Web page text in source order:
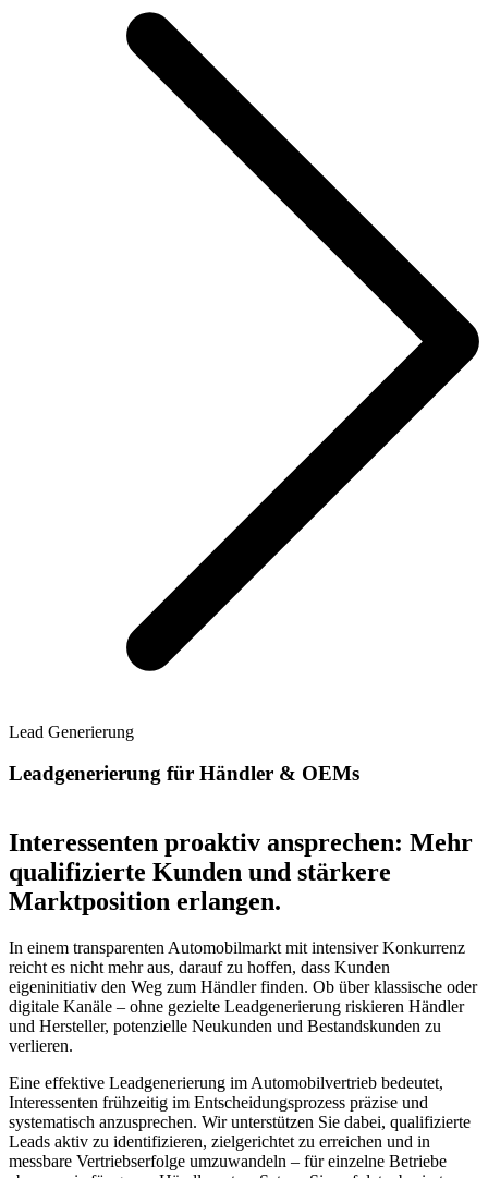
Lead Generierung
Leadgenerierung für Händler & OEMs
Interessenten proaktiv ansprechen: Mehr
qualifizierte Kunden und stärkere
Marktposition erlangen.
In einem transparenten Automobilmarkt mit intensiver Konkurrenz
reicht es nicht mehr aus, darauf zu hoffen, dass Kunden
eigeninitiativ den Weg zum Händler finden. Ob über klassische oder
digitale Kanäle – ohne gezielte Leadgenerierung riskieren Händler
und Hersteller, potenzielle Neukunden und Bestandskunden zu
verlieren.
Eine effektive Leadgenerierung im Automobilvertrieb bedeutet,
Interessenten frühzeitig im Entscheidungsprozess präzise und
systematisch anzusprechen. Wir unterstützen Sie dabei, qualifizierte
Leads aktiv zu identifizieren, zielgerichtet zu erreichen und in
messbare Vertriebserfolge umzuwandeln – für einzelne Betriebe